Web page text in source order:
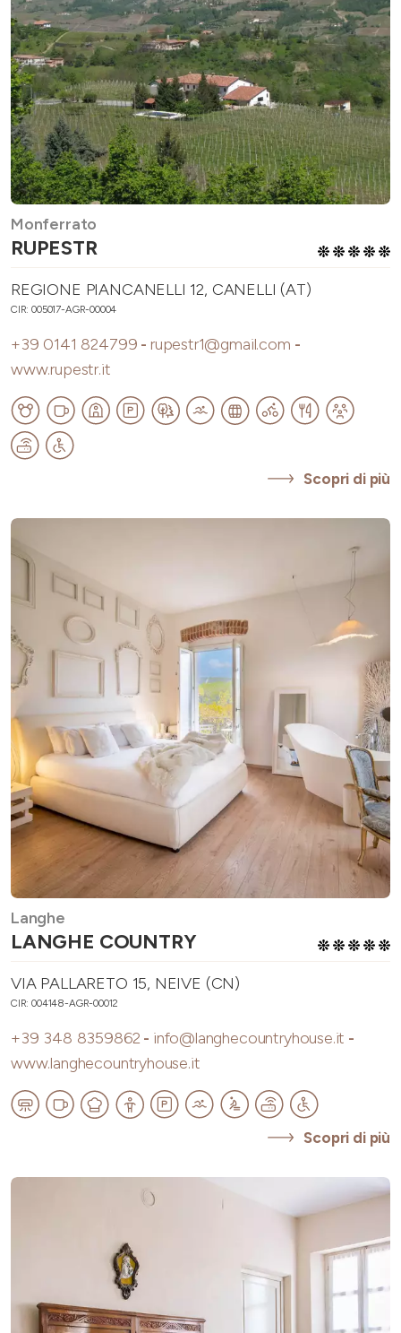
Monferrato
RUPESTR
REGIONE PIANCANELLI 12, CANELLI (AT)
CIR: 005017-AGR-00004
+39 0141 824799 - rupestr1@gmail.com -
www.rupestr.it
Scopri di più
Langhe
LANGHE COUNTRY
VIA PALLARETO 15, NEIVE (CN)
CIR: 004148-AGR-00012
+39 348 8359862 - info@langhecountryhouse.it -
www.langhecountryhouse.it
Scopri di più